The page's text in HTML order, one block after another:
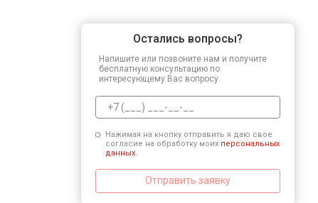
Остались вопросы?
Напишите или позвоните нам и получите
бесплатную консультацию по
интересующему Вас вопросу.
Нажимая на кнопку отправить я даю свое
согласие на обработку моих персональных
данных.
Отправить заявку